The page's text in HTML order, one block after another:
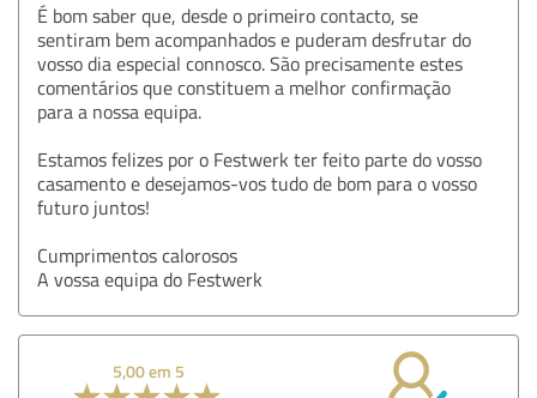
É bom saber que, desde o primeiro contacto, se
sentiram bem acompanhados e puderam desfrutar do
vosso dia especial connosco. São precisamente estes
comentários que constituem a melhor confirmação
para a nossa equipa.
Estamos felizes por o Festwerk ter feito parte do vosso
casamento e desejamos-vos tudo de bom para o vosso
futuro juntos!
Cumprimentos calorosos
A vossa equipa do Festwerk
5,00 em 5